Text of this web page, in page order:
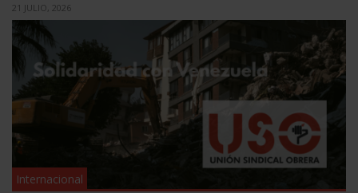
21 JULIO, 2026
Internacional